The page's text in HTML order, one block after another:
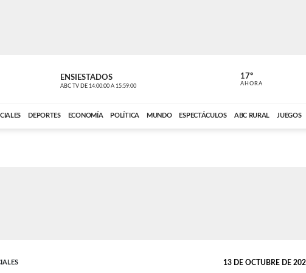
ENSIESTADOS
ABC TV DE 14:00:00 A 15:59:00 ABC CARDINAL
17º
AHORA
DEPORTES ECONOMÍA POLÍTICA MUNDO ESPECTÁCULOS ABC RURAL JUEGOS
13 DE OCTUBRE DE